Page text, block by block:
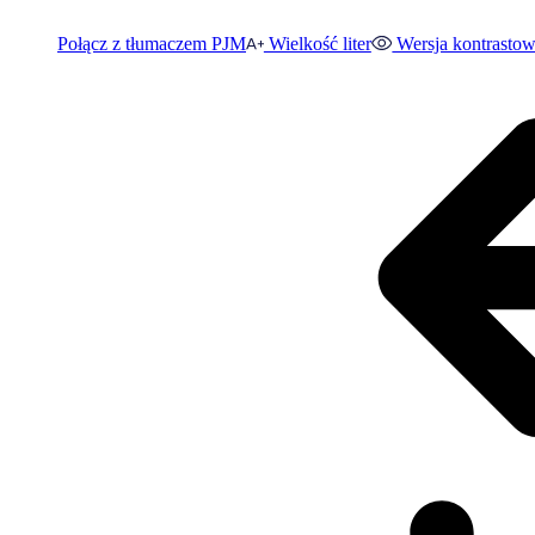
Połącz z tłumaczem PJM Wielkość liter Wersja